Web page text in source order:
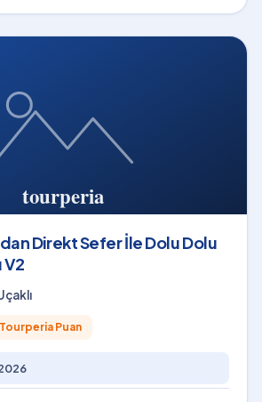
Direkt Sefer İle Dolu Dolu
V2
Tourperia Puan